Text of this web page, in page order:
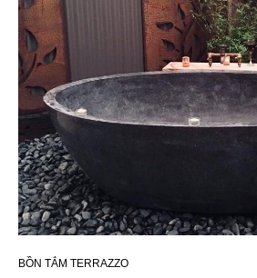
BỒN TẮM TERRAZZO